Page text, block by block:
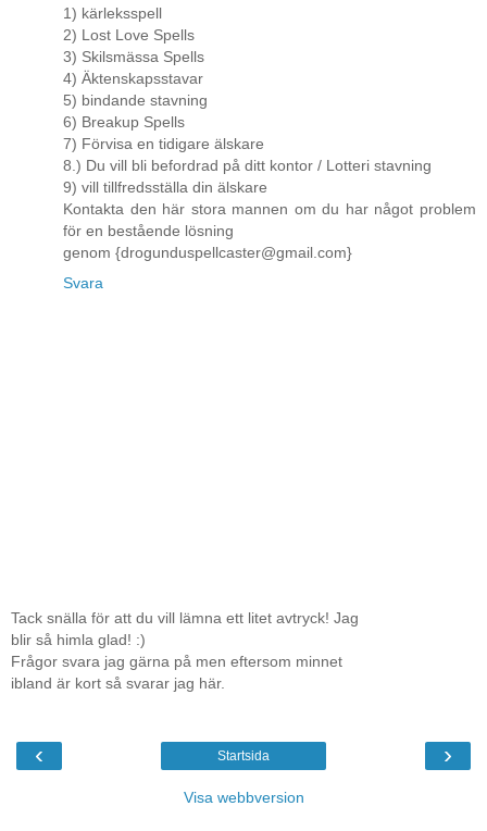
1) kärleksspell
2) Lost Love Spells
3) Skilsmässa Spells
4) Äktenskapsstavar
5) bindande stavning
6) Breakup Spells
7) Förvisa en tidigare älskare
8.) Du vill bli befordrad på ditt kontor / Lotteri stavning
9) vill tillfredsställa din älskare
Kontakta den här stora mannen om du har något problem
för en bestående lösning
genom {drogunduspellcaster@gmail.com}
Svara
Tack snälla för att du vill lämna ett litet avtryck! Jag
blir så himla glad! :)
Frågor svara jag gärna på men eftersom minnet
ibland är kort så svarar jag här.
‹ ›
Startsida
Visa webbversion